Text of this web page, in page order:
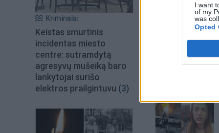
I want
of my
was
Opted
Kriminalai
Keistas smurtinis
incidentas miesto
centre: sutramdytą
agresyvų mušeiką baro
lankytojai surišo
elektros prailgintuvu (3)